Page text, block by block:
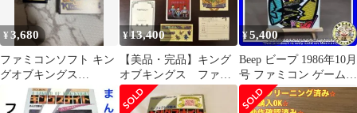
¥3,680
ファミコンソフト キン
グオブキングス
NAMCOT
¥13,400
【美品・完品】キング
オブキングス ファミ
コンソフト 激レア
ナムコ
¥5,400
Beep ビープ 1986年10月
号 ファミコン ゲーム雑
誌 レトロ